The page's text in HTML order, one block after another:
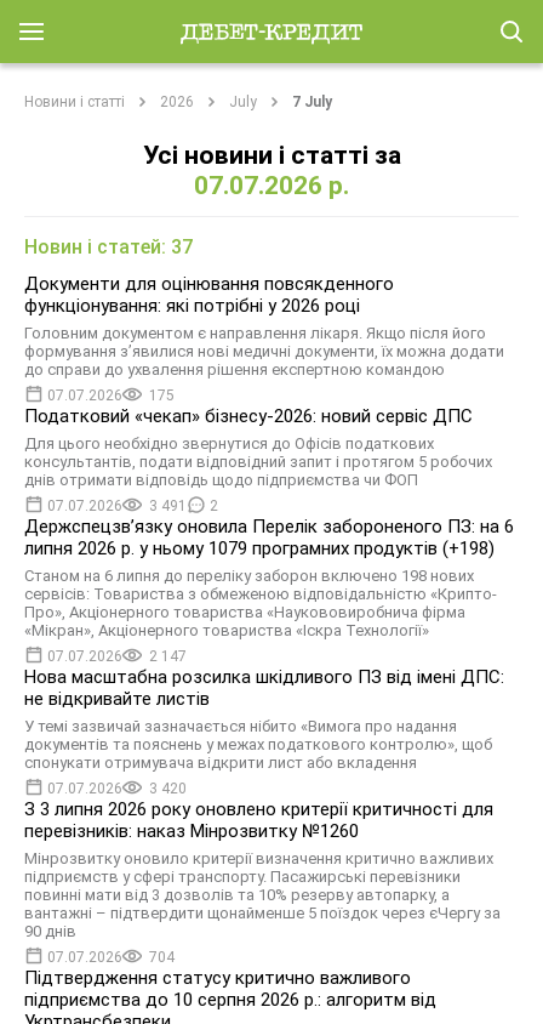
Новини і статті 2026 July 7 July
Усі новини і статті за
07.07.2026 р.
Новин і статей: 37
Документи для оцінювання повсякденного
функціонування: які потрібні у 2026 році
Головним документом є направлення лікаря. Якщо після його
формування з’явилися нові медичні документи, їх можна додати
до справи до ухвалення рішення експертною командою
07.07.2026 175
Податковий «чекап» бізнесу-2026: новий сервіс ДПС
Для цього необхідно звернутися до Офісів податкових
консультантів, подати відповідний запит і протягом 5 робочих
днів отримати відповідь щодо підприємства чи ФОП
07.07.2026 3 491 2
Держспецзв’язку оновила Перелік забороненого ПЗ: на 6
липня 2026 р. у ньому 1079 програмних продуктів (+198)
Станом на 6 липня до переліку заборон включено 198 нових
сервісів: Товариства з обмеженою відповідальністю «Крипто-
Про», Акціонерного товариства «Наукововиробнича фірма
«Мікран», Акціонерного товариства «Іскра Технології»
07.07.2026 2 147
Нова масштабна розсилка шкідливого ПЗ від імені ДПС:
не відкривайте листів
У темі зазвичай зазначається нібито «Вимога про надання
документів та пояснень у межах податкового контролю», щоб
спонукати отримувача відкрити лист або вкладення
07.07.2026 3 420
З 3 липня 2026 року оновлено критерії критичності для
перевізників: наказ Мінрозвитку №1260
Мінрозвитку оновило критерії визначення критично важливих
підприємств у сфері транспорту. Пасажирські перевізники
повинні мати від 3 дозволів та 10% резерву автопарку, а
вантажні – підтвердити щонайменше 5 поїздок через єЧергу за
90 днів
07.07.2026 704
Підтвердження статусу критично важливого
підприємства до 10 серпня 2026 р.: алгоритм від